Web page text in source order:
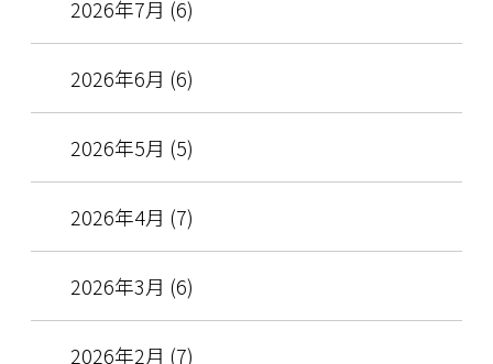
2026年7月 (6)
2026年6月 (6)
2026年5月 (5)
2026年4月 (7)
2026年3月 (6)
2026年2月 (7)